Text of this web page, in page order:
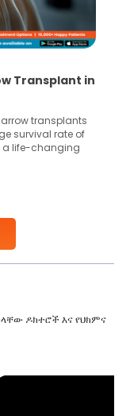
Transplant in
transplants
survival rate of
a life-changing
the world’s
ዶክተሮች እና የህክምና